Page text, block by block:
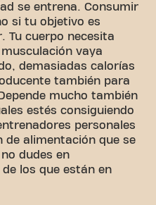
se entrena. Consumir
si tu objetivo es
Tu cuerpo necesita
vaya
demasiadas calorías
también para
mucho también
estés consiguiendo
personales
de alimentación que se
dudes en
los que están en